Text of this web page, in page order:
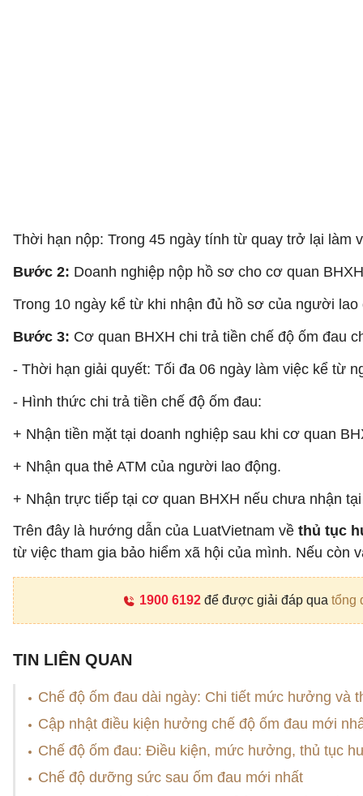
Thời hạn nộp: Trong 45 ngày tính từ quay trở lại làm
Bước 2: Doanh nghiệp nộp hồ sơ cho cơ quan
Trong 10 ngày kể từ khi nhận đủ hồ sơ của người
Bước 3: Cơ quan BHXH chi trả tiền chế độ ốm đau
- Thời hạn giải quyết: Tối đa 06 ngày làm việc kể từ
- Hình thức chi trả tiền chế độ ốm đau:
+ Nhận tiền mặt tại doanh nghiệp sau khi cơ quan
+ Nhận qua thẻ ATM của người lao động.
+ Nhận trực tiếp tại cơ quan BHXH nếu chưa nhận
Trên đây là hướng dẫn của LuatVietnam về thủ tục
từ việc tham gia bảo hiểm xã hội của mình. Nếu còn
1900 6192để được giải đáp qua tổng
TIN LIÊN QUAN
Chế độ ốm đau dài ngày: Chi tiết mức hưởng và
Cập nhật điều kiện hưởng chế độ ốm đau mới
Chế độ ốm đau: Điều kiện, mức hưởng, thủ tục
Chế độ dưỡng sức sau ốm đau mới nhất